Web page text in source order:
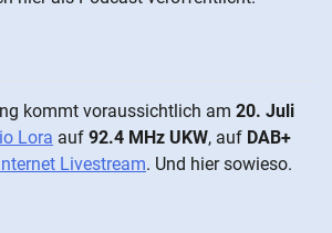
kommt vor­aus­sicht­lich am 20. Juli
Lora auf 92.4 MHz UKW, auf DAB+
Livestream. Und hier sowieso.